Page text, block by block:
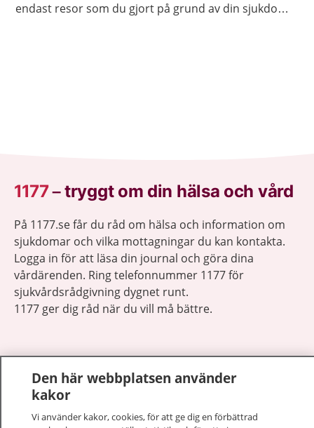
endast resor som du gjort på grund av din sjukdom
1177–tryggt om din hälsa och vård
På 1177.se får du råd om hälsa och information om
sjukdomar och vilka mottagningar du kan kontakta.
Logga in för att läsa din journal och göra dina
vårdärenden. Ring telefonnummer 1177 för
sjukvårdsrådgivning dygnet runt.
1177 ger dig råd när du vill må bättre.
1177 på flera språk
Den här webbplatsen använder
kakor
Vi använder kakor, cookies, för att ge dig en förbättrad